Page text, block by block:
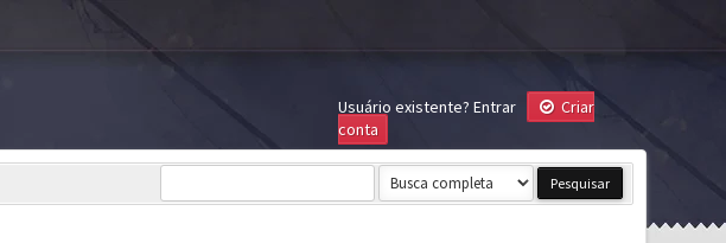
Usuário existente? Entrar
Criar
conta